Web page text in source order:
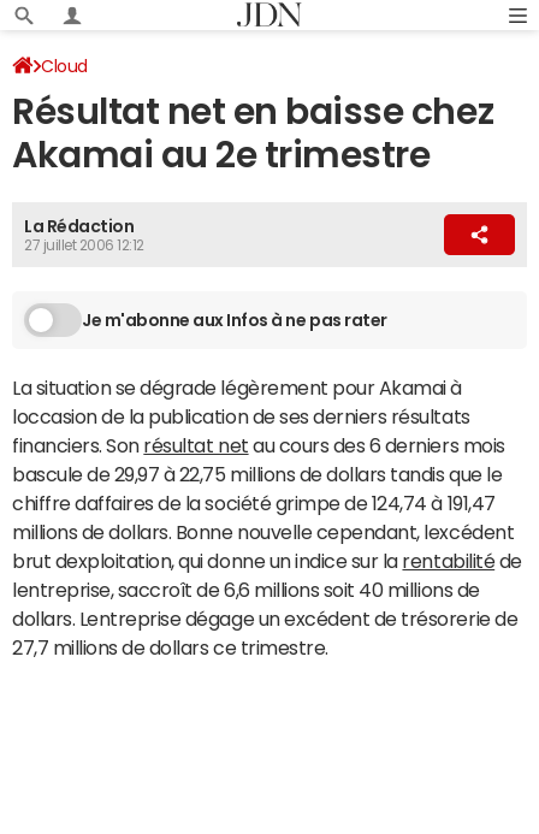
Cloud
Résultat net en baisse chez
Akamai au 2e trimestre
La Rédaction
27 juillet 2006 12:12
Je m'abonne aux Infos à ne pas rater
La situation se dégrade légèrement pour Akamai à
loccasion de la publication de ses derniers résultats
financiers. Son résultat net au cours des 6 derniers mois
bascule de 29,97 à 22,75 millions de dollars tandis que le
chiffre daffaires de la société grimpe de 124,74 à 191,47
millions de dollars. Bonne nouvelle cependant, lexcédent
brut dexploitation, qui donne un indice sur la rentabilitéde
lentreprise, saccroît de 6,6 millions soit 40 millions de
dollars. Lentreprise dégage un excédent de trésorerie de
27,7 millions de dollars ce trimestre.